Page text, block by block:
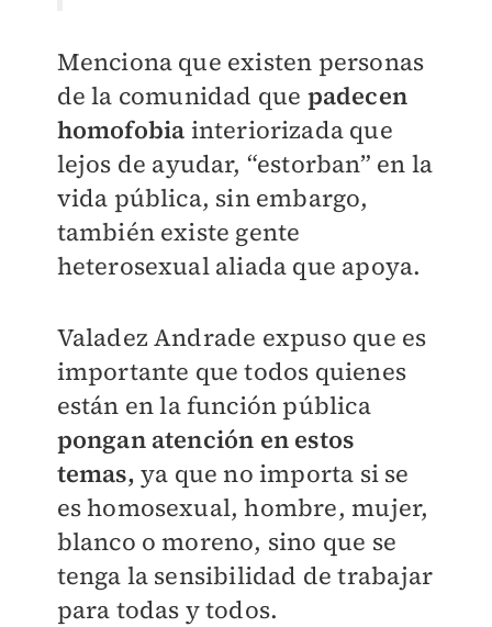
Menciona que existen personas
de la comunidad que padecen
homofobia interiorizada que
lejos de ayudar, “estorban” en la
vida pública, sin embargo,
también existe gente
heterosexual aliada que apoya.
Valadez Andrade expuso que es
importante que todos quienes
están en la función pública
pongan atención en estos
temas, ya que no importa si se
es homosexual, hombre, mujer,
blanco o moreno, sino que se
tenga la sensibilidad de trabajar
para todas y todos.